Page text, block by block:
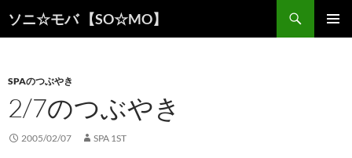
ソニ☆モバ 【SO☆MO】
索
ン
ツ
へ
キ
SPAのつぶやき
2/7のつぶやき
2005/02/07 SPA 1ST